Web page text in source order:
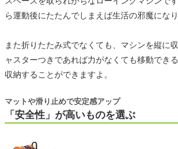
ら運動後にたたんでしまえば生活の邪魔になり
また折りたたみ式でなくても、マシンを縦に
ャスターつきであれば力がなくても移動でき
収納することができますよ。
「安全性」が高いものを選ぶ
マットや滑り止めで安定感アップ